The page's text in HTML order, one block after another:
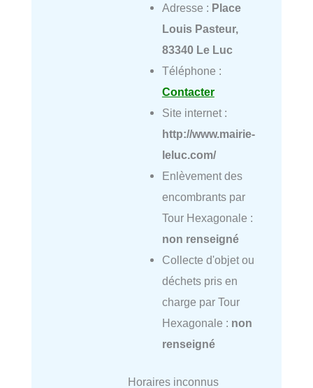
Adresse : Place
Louis Pasteur,
83340 Le Luc
Téléphone :
Contacter
Site internet :
http://www.mairie-
leluc.com/
Enlèvement des
encombrants par
Tour Hexagonale :
non renseigné
Collecte d'objet ou
déchets pris en
charge par Tour
Hexagonale : non
renseigné
Horaires inconnus